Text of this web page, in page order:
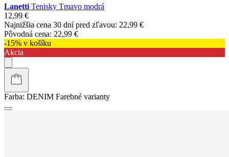
Lanetti Tenisky Tmavo modrá
12,99 €
Najnižšia cena 30 dní pred zľavou: 22,99 €
Pôvodná cena: 22,99 €
-15% v košíku
Akcia
Farba: DENIM Farebné varianty